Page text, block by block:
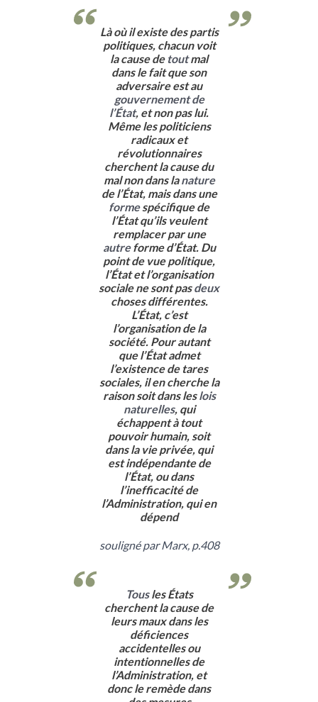
Là où il existe des partis
politiques, chacun voit
la cause de toutmal
dans le fait que son
adversaire est au
gouvernement de
l’État, et non pas lui.
Même les politiciens
radicaux et
révolutionnaires
cherchent la cause du
mal non dans lanature
de l’État, mais dans une
formespécifique de
l’État qu’ils veulent
remplacer par une
autreforme d’État. Du
point de vue politique,
l’État et l’organisation
sociale ne sont pasdeux
choses différentes.
L’État, c’est
l’organisation de la
société. Pour autant
que l’État admet
l’existence de tares
sociales, il en cherche la
raison soit dans leslois
naturelles, qui
échappent à tout
pouvoir humain, soit
dans la vie privée, qui
est indépendante de
l’État, ou dans
l’inefficacité de
l’Administration, qui en
dépend
souligné par Marx, p.408
Tousles États
cherchent la cause de
leurs maux dans les
déficiences
accidentelles ou
intentionnelles de
l’Administration, et
donc le remède dans